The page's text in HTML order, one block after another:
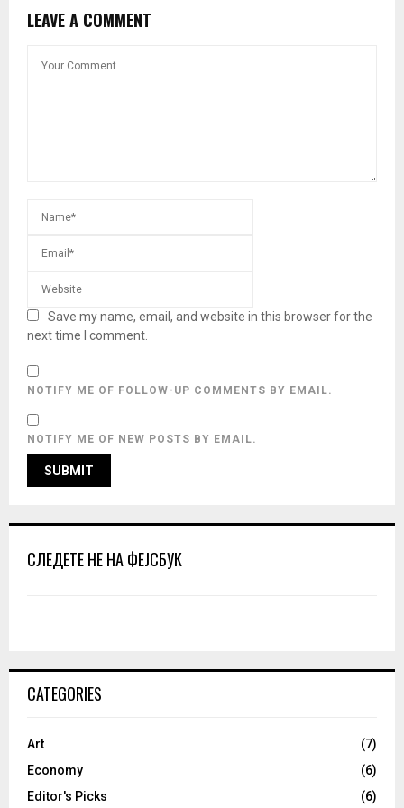
LEAVE A COMMENT
Save my name, email, and website in this browser for the
next time I comment.
NOTIFY ME OF FOLLOW-UP COMMENTS BY EMAIL.
NOTIFY ME OF NEW POSTS BY EMAIL.
СЛЕДЕТЕ НЕ НА ФЕЈСБУК
CATEGORIES
Art
(7)
Economy
(6)
Editor's Picks
(6)